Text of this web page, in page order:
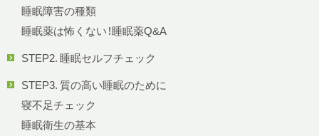
睡眠障害の種類
睡眠薬は怖くない！睡眠薬Q&A
STEP2. 睡眠セルフチェック
STEP3. 質の高い睡眠のために
寝不足チェック
睡眠衛生の基本